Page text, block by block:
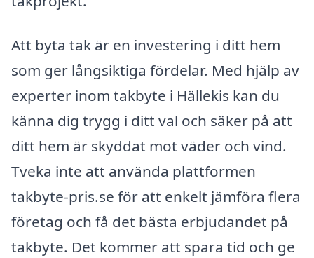
Att byta tak är en investering i ditt hem
som ger långsiktiga fördelar. Med hjälp av
experter inom takbyte i Hällekis kan du
känna dig trygg i ditt val och säker på att
ditt hem är skyddat mot väder och vind.
Tveka inte att använda plattformen
takbyte-pris.se för att enkelt jämföra flera
företag och få det bästa erbjudandet på
takbyte. Det kommer att spara tid och ge